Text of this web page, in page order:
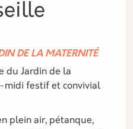
DE LA MATERNITÉ
du Jardin de la
midi festif et convivial
plein air, pétanque,